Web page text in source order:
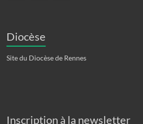
Diocèse
Site du Diocèse de Rennes
Inscription à la newsletter